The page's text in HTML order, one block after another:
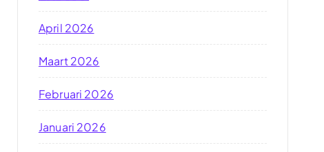
April 2026
Maart 2026
Februari 2026
Januari 2026